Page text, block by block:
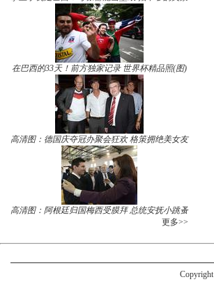
在巴西的33天！前方独家记录 世界杯精品照(图)
高清图：德国庆夺冠办聚会狂欢 格策拥绝美女友
高清图：阿根廷归国梅西受膜拜 总统安抚小跳蚤
更多>>
Copyright